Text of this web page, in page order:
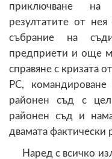
приключване на
резултатите от
събрание на
предприети и още
справяне с кризата
РС,
районен съд с цел
районен съд и
двамата
Наред с всичко